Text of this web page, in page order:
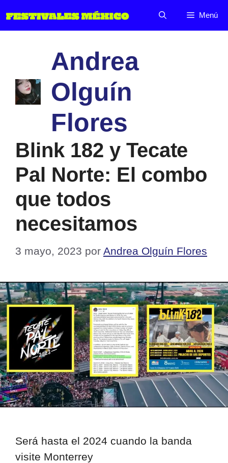
al
Menú
Andrea
Olguín
Flores
Blink 182 y Tecate
Pal Norte: El combo
que todos
necesitamos
3 mayo, 2023 por Andrea Olguín Flores
Será hasta el 2024 cuando la banda
visite Monterrey